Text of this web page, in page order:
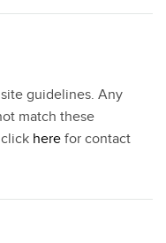
guidelines. Any
match these
here for contact